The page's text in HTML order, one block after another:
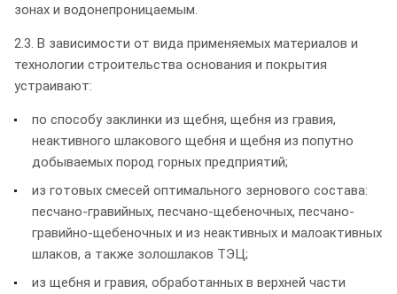
зонах и водонепроницаемым.
2.3. В зависимости от вида применяемых материалов и
технологии строительства основания и покрытия
устраивают:
по способу заклинки из щебня, щебня из гравия,
неактивного шлакового щебня и щебня из попутно
добываемых пород горных предприятий;
из готовых смесей оптимального зернового состава:
песчано-гравийных, песчано-щебеночных, песчано-
гравийно-щебеночных и из неактивных и малоактивных
шлаков, а также золошлаков ТЭЦ;
из щебня и гравия, обработанных в верхней части